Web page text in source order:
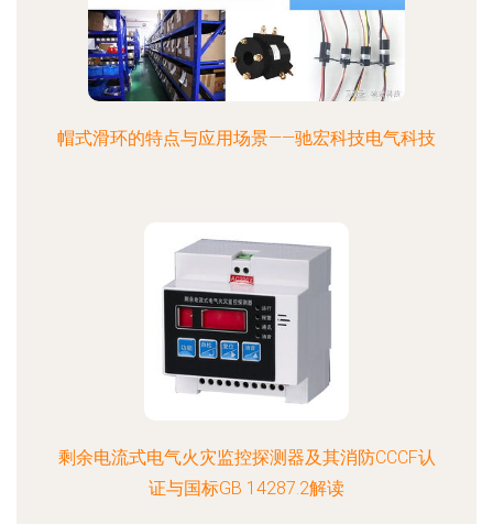
帽式滑环的特点与应用场景——驰宏科技电气科技
剩余电流式电气火灾监控探测器及其消防CCCF认
证与国标GB 14287.2解读